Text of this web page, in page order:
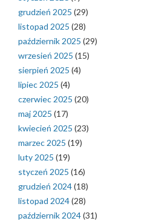
grudzień 2025 (29)
listopad 2025 (28)
październik 2025 (29)
wrzesień 2025 (15)
sierpień 2025 (4)
lipiec 2025 (4)
czerwiec 2025 (20)
maj 2025 (17)
kwiecień 2025 (23)
marzec 2025 (19)
luty 2025 (19)
styczeń 2025 (16)
grudzień 2024(18)
listopad 2024(28)
październik 2024(31)